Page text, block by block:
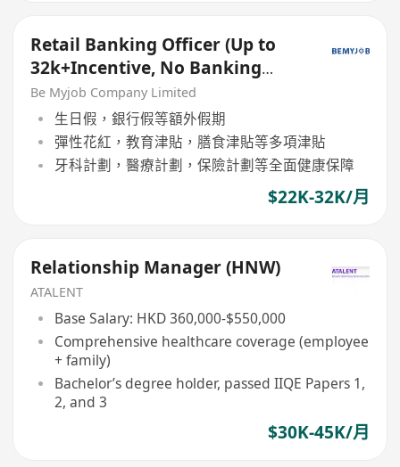
Retail Banking Officer (Up to
32k+Incentive, No Banking
Experience Welcome!)
Be Myjob Company Limited
生日假，銀行假等額外假期
彈性花紅，教育津貼，膳食津貼等多項津貼
牙科計劃，醫療計劃，保險計劃等全面健康保障
$22K-32K/月
Relationship Manager (HNW)
ATALENT
Base Salary: HKD 360,000-$550,000
Comprehensive healthcare coverage (employee
+ family)
Bachelor’s degree holder, passed IIQE Papers 1,
2, and 3
$30K-45K/月